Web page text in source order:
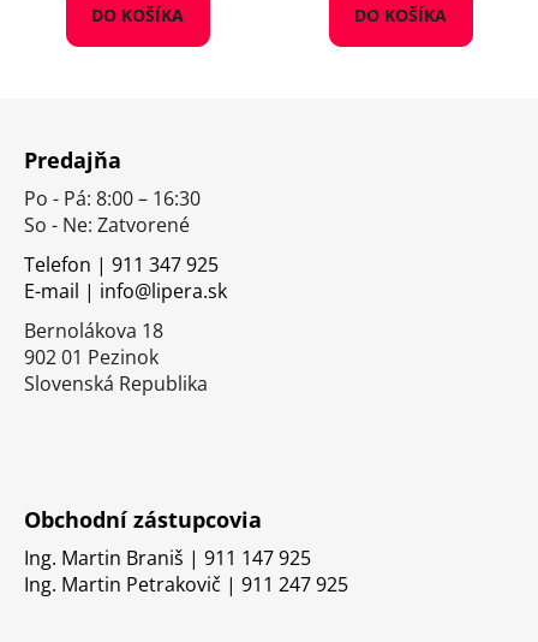
DO KOŠÍKA DO KOŠÍKA
Predajňa
Po - Pá: 8:00 – 16:30
So - Ne: Zatvorené
Telefon | 911 347 925
E-mail | info@lipera.sk
Bernolákova 18
902 01 Pezinok
Slovenská Republika
Obchodní zástupcovia
Ing. Martin Braniš | 911 147 925
Ing. Martin Petrakovič | 911 247 925